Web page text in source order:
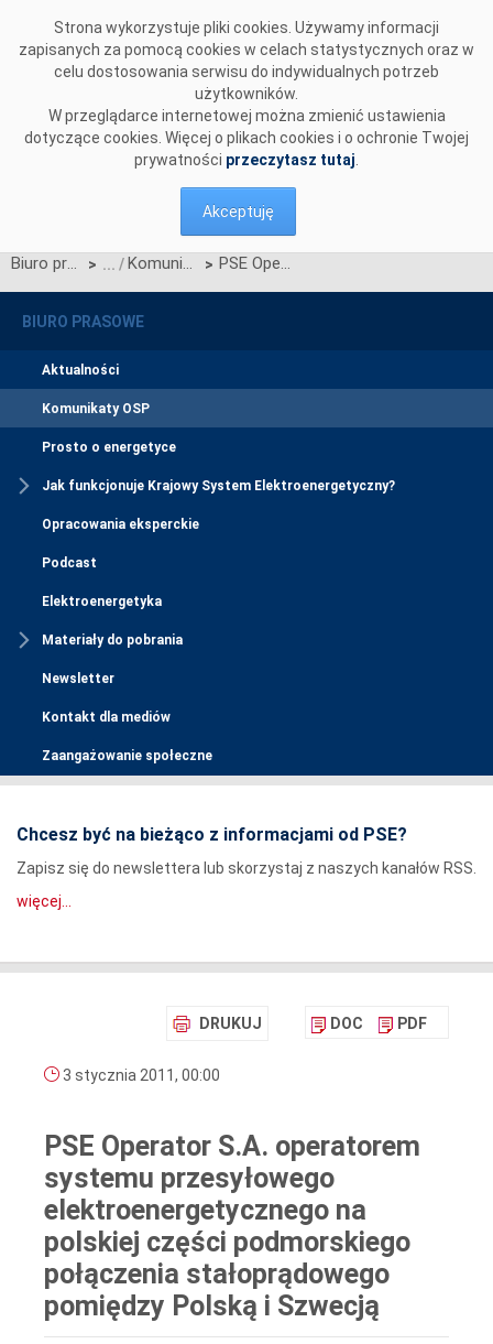
Strona wykorzystuje pliki cookies. Używamy informacji
zapisanych za pomocą cookies w celach statystycznych oraz w
celu dostosowania serwisu do indywidualnych potrzeb
użytkowników.
W przeglądarce internetowej można zmienić ustawienia
dotyczące cookies. Więcej o plikach cookies i o ochronie Twojej
prywatności przeczytasz tutaj
Akceptuję
Biuro prasowe > Komunikaty OSP > PSE Operator S.A. operatorem systemu przesyłowego elektroenergetycznego na polskiej części podmorskiego połączenia stałoprądowego pomiędzy Polską i Szwecją
BIURO PRASOWE
Aktualności
Komunikaty OSP
Prosto o energetyce
Jak funkcjonuje Krajowy System Elektroenergetyczny?
Opracowania eksperckie
Podcast
Elektroenergetyka
Materiały do pobrania
Newsletter
Kontakt dla mediów
Zaangażowanie społeczne
Chcesz być na bieżąco z informacjami od PSE?
Zapisz się do newslettera lub skorzystaj z naszych kanałów RSS.
więcej...
DRUKUJ DOC PDF
3 stycznia 2011, 00:00
PSE Operator S.A. operatorem
systemu przesyłowego
elektroenergetycznego na
polskiej części podmorskiego
połączenia stałoprądowego
pomiędzy Polską i Szwecją